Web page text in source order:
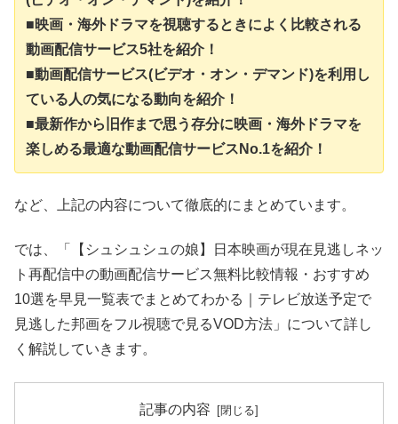
■映画・海外ドラマを視聴するときによく比較される
動画配信サービス5社を紹介！
■動画配信サービス(ビデオ・オン・デマンド)を利用し
ている人の気になる動向を紹介！
■最新作から旧作まで思う存分に映画・海外ドラマを
楽しめる最適な動画配信サービスNo.1を紹介！
など、上記の内容について徹底的にまとめています。
では、「【シュシュシュの娘】日本映画が現在見逃しネッ
ト再配信中の動画配信サービス無料比較情報・おすすめ
10選を早見一覧表でまとめてわかる｜テレビ放送予定で
見逃した邦画をフル視聴で見るVOD方法」について詳し
く解説していきます。
記事の内容